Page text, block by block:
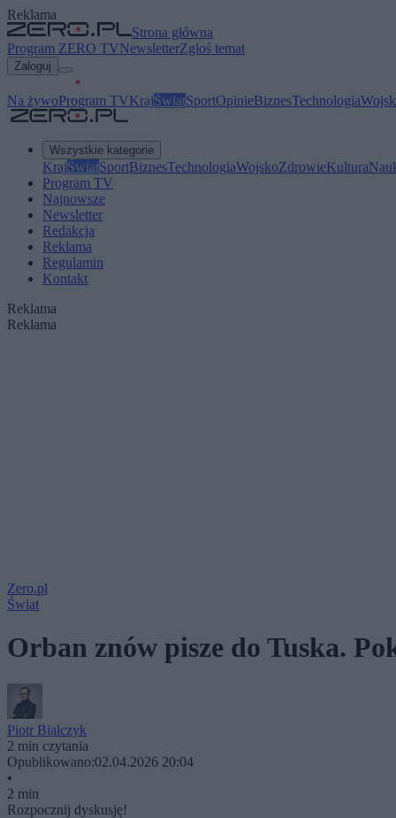
Reklama
Strona główna
Program ZERO TVNewsletterZgłoś temat
Zaloguj
Na żywoProgram TVKrajŚwiatSportOpinieBiznesTechnologia
Wszystkie kategorie
KrajŚwiatSportBiznesTechnologiaWojskoZdrowieKultura
Program TV
Najnowsze
Newsletter
Redakcja
Reklama
Regulamin
Kontakt
Reklama
Reklama
Zero.pl
Świat
Orban znów pisze do Tuska.
Piotr Białczyk
2 min czytania
Opublikowano:02.04.2026 20:04
•
2 min
Rozpocznij dyskusję!